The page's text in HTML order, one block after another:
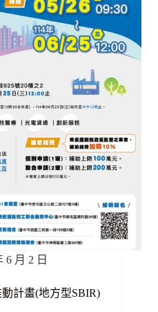
6 月 2 日
計畫(地方型SBIR)